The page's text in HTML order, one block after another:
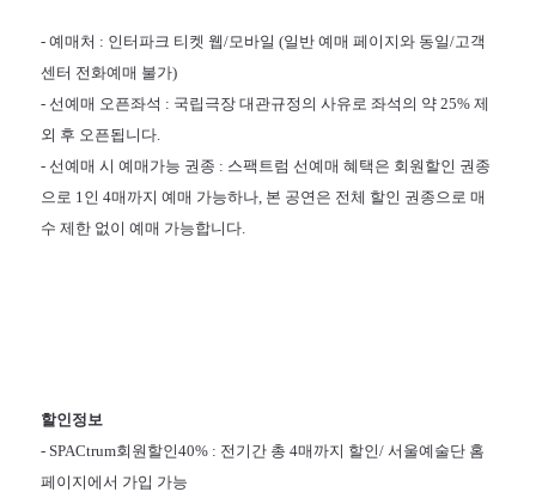
- 예매처 : 인터파크 티켓 웹/모바일 (일반 예매 페이지와 동일/고객
센터 전화예매 불가)
- 선예매 오픈좌석 : 국립극장 대관규정의 사유로 좌석의 약 25% 제
외 후 오픈됩니다.
- 선예매 시 예매가능 권종 : 스팩트럼 선예매 혜택은 회원할인 권종
으로 1인 4매까지 예매 가능하나, 본 공연은 전체 할인 권종으로 매
수 제한 없이 예매 가능합니다.
할인정보
- SPACtrum회원할인40% : 전기간 총 4매까지 할인/ 서울예술단 홈
페이지에서 가입 가능